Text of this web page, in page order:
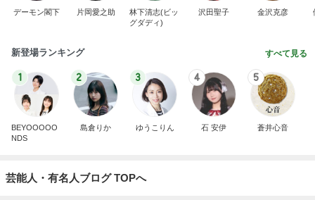
デーモン閣下 片岡愛之助
林下清志(ビッ
グダディ)
沢田聖子 金沢克彦
新登場ランキング すべて見る
1
BEYOOOOO
NDS
2
島倉りか
3
ゆうこりん
4
石 安伊
5
蒼井心音
芸能人・有名人ブログ TOPへ